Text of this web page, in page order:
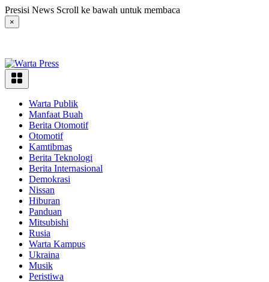
Langsung
ke
konten
Presisi News Scroll ke bawah untuk membaca
×
Warta Publik
Manfaat Buah
Berita Otomotif
Otomotif
Kamtibmas
Berita Teknologi
Berita Internasional
Demokrasi
Nissan
Hiburan
Panduan
Mitsubishi
Rusia
Warta Kampus
Ukraina
Musik
Peristiwa